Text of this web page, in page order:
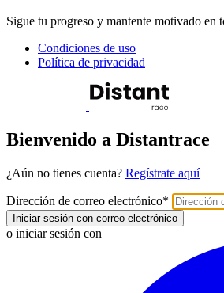
Sigue tu progreso y mantente motivado en
Condiciones de uso
Política de privacidad
Bienvenido a Distantrace
¿Aún no tienes cuenta? Regístrate aquí
Dirección de correo electrónico*
Iniciar sesión con correo electrónico
o iniciar sesión con